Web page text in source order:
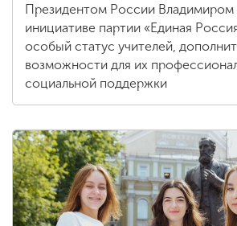
Президентом России
инициативе партии «Единая
особый статус учителей,
возможности для их
социальной поддержки